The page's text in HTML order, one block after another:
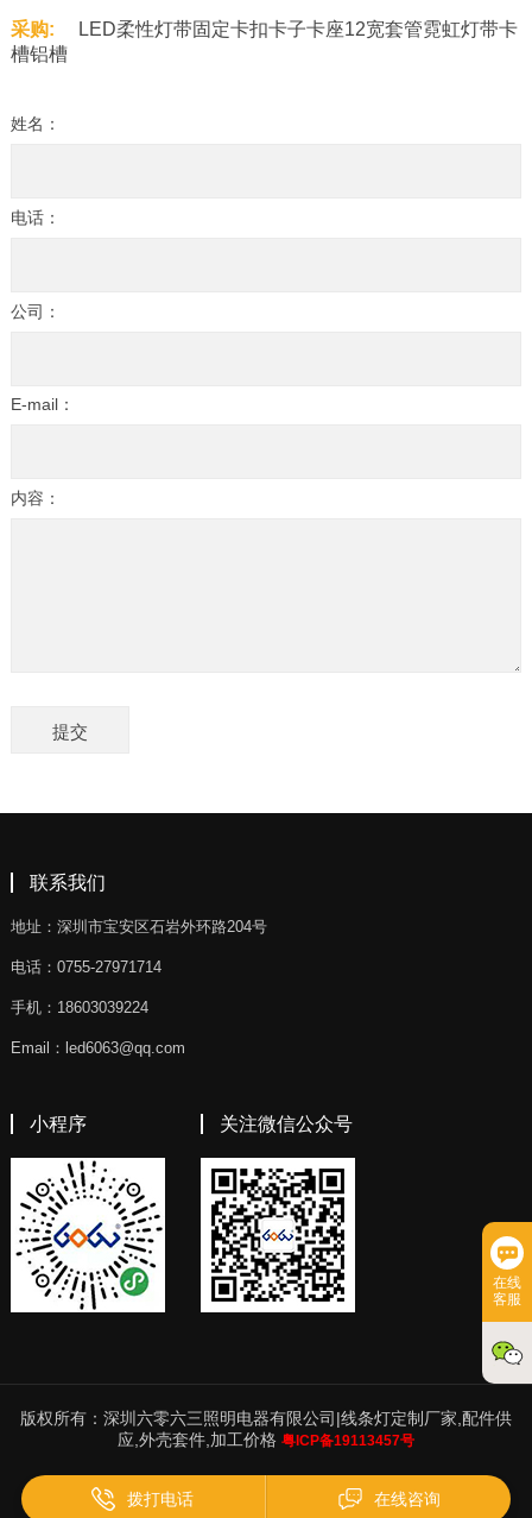
采购:
LED柔性灯带固定卡扣卡子卡座12宽套管霓虹灯带卡
槽铝槽
姓名：
电话：
公司：
E-mail：
内容：
联系我们
地址：深圳市宝安区石岩外环路204号
电话：0755-27971714
手机：18603039224
Email：led6063@qq.com
小程序 关注微信公众号
版权所有：深圳六零六三照明电器有限公司|线条灯定制厂家,配件供
应,外壳套件,加工价格 粤ICP备19113457号
拨打电话 在线咨询
在线
客服